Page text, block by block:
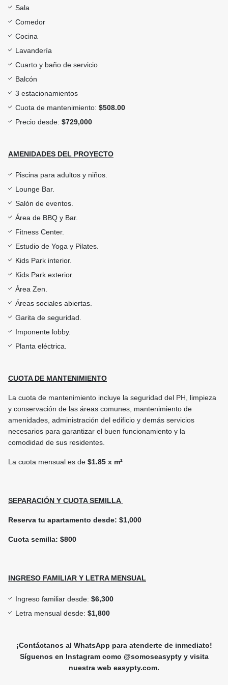
Sala
Comedor
Cocina
Lavandería
Cuarto y baño de servicio
Balcón
3 estacionamientos
Cuota de mantenimiento: $508.00
Precio desde: $729,000
AMENIDADES DEL PROYECTO
Piscina para adultos y niños.
Lounge Bar.
Salón de eventos.
Área de BBQ y Bar.
Fitness Center.
Estudio de Yoga y Pilates.
Kids Park interior.
Kids Park exterior.
Área Zen.
Áreas sociales abiertas.
Garita de seguridad.
Imponente lobby.
Planta eléctrica.
CUOTA DE MANTENIMIENTO
La cuota de mantenimiento incluye la seguridad del PH, limpieza
y conservación de las áreas comunes, mantenimiento de
amenidades, administración del edificio y demás servicios
necesarios para garantizar el buen funcionamiento y la
comodidad de sus residentes.
La cuota mensual es de $1.85 x m²
SEPARACIÓN Y CUOTA SEMILLA
Reserva tu apartamento desde: $1,000
Cuota semilla: $800
INGRESO FAMILIAR Y LETRA MENSUAL
Ingreso familiar desde: $6,300
Letra mensual desde: $1,800
¡Contáctanos al WhatsApp para atenderte de inmediato!
Síguenos en Instagram como @somoseasypty y visita
nuestra web easypty.com.